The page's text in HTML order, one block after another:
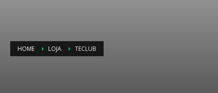
HOME LOJA TECLUB